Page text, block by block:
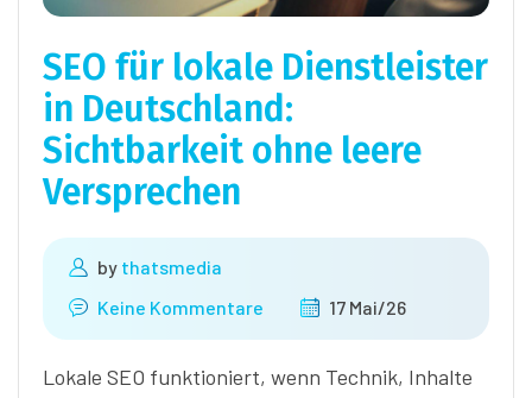
SEO für lokale Dienstleister
in Deutschland:
Sichtbarkeit ohne leere
Versprechen
by thatsmedia
Keine Kommentare
17 Mai/26
Lokale SEO funktioniert, wenn Technik, Inhalte